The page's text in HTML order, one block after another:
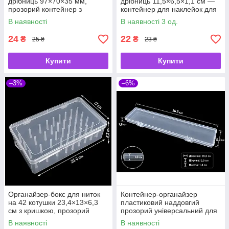
прозорий контейнер з
відкидною кришкою
В наявності
24 ₴ 25 ₴
Купити
контейнер для наклейок для
повік, матуючих серветок та
накладних вій
В наявності 3 од.
22 ₴ 23 ₴
Купити
–3%
Органайзер-бокс для ниток
на 42 котушки 23,4×13×6,3
см з кришкою, прозорий
пластиковий контейнер
В наявності
–6%
Контейнер-органайзер
пластиковий наддовгий
прозорий універсальний для
пензлів, поплавців, свердел,
олівців 26,5×5,5×1,8
В наявності